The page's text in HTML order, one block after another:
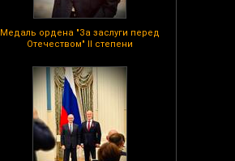
Медаль ордена "За заслуги перед
Отечеством" II степени